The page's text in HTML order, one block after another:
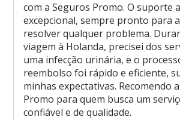
com a Seguros Promo. O suporte
excepcional, sempre pronto para
resolver qualquer problema.
viagem à Holanda, precisei dos
uma infecção urinária, e o
reembolso foi rápido e eficiente,
minhas expectativas. Recomendo
Promo para quem busca um
confiável e de qualidade.